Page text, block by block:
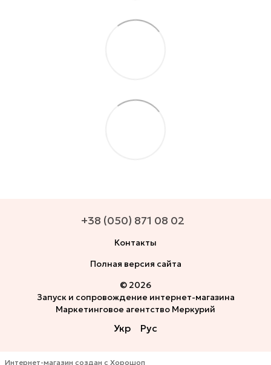
+38 (050) 871 08 02
Контакты
Полная версия сайта
© 2026
Запуск и сопровождение интернет-магазина
Маркетинговое агентство Меркурий
Укр Рус
Интернет-магазин создан с Хорошоп